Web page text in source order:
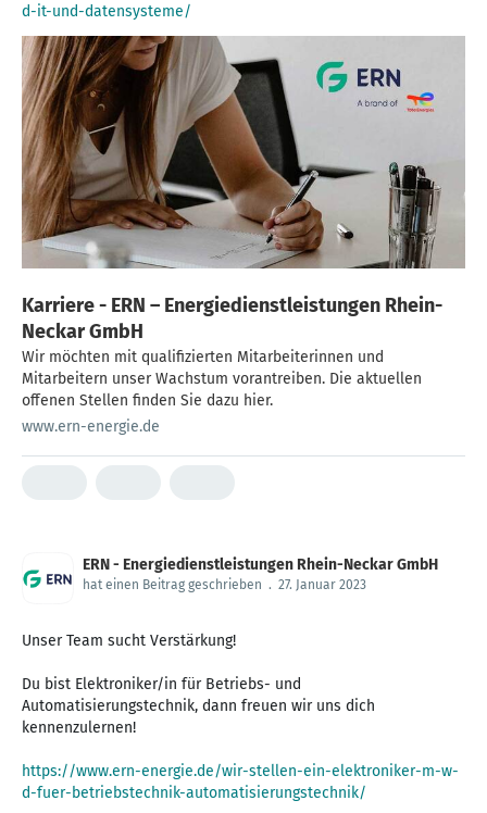
d-it-und-datensysteme/
Karriere - ERN – Energiedienstleistungen Rhein-
Neckar GmbH
Wir möchten mit qualifizierten Mitarbeiterinnen und
Mitarbeitern unser Wachstum vorantreiben. Die aktuellen
offenen Stellen finden Sie dazu hier.
www.ern-energie.de
ERN - Energiedienstleistungen Rhein-Neckar GmbH
hat einen Beitrag geschrieben . 27. Januar 2023
Unser Team sucht Verstärkung!
Du bist Elektroniker/in für Betriebs- und
Automatisierungstechnik, dann freuen wir uns dich
kennenzulernen!
https://www.ern-energie.de/wir-stellen-ein-elektroniker-m-w-
d-fuer-betriebstechnik-automatisierungstechnik/